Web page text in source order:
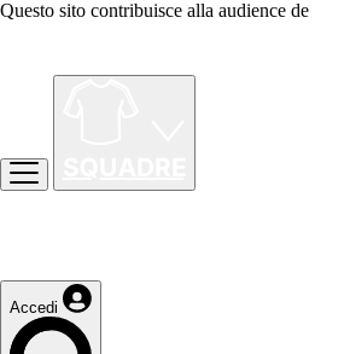
Questo sito contribuisce alla audience de
Accedi